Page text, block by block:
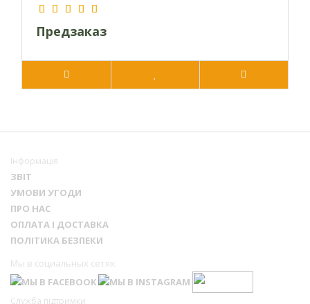
Предзаказ
Інформація
ЗВІТ
УМОВИ УГОДИ
ПРО НАС
ОПЛАТА І ДОСТАВКА
ПОЛІТИКА БЕЗПЕКИ
Мы в социальных сетях:
Служба підтримки